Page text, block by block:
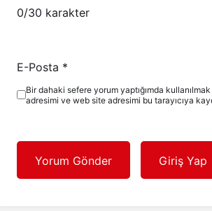
0/30 karakter
E-Posta *
Bir dahaki sefere yorum yaptığımda
adresimi ve web site adresimi bu tarayıcıya
Yorum Gönder Giriş Yap